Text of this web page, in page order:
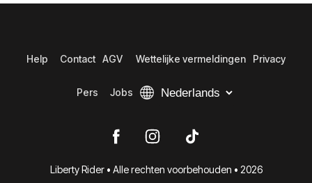
Help Contact AGV Wettelijke vermeldingen Privacy
Pers Jobs
Liberty Rider • Alle rechten voorbehouden • 2026